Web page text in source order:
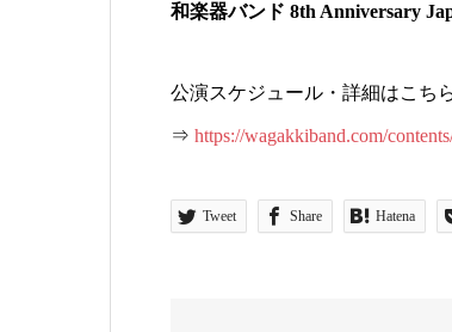
和楽器バンド 8th Anniversary
公演スケジュール・詳細はこち
⇒ https://wagakkiband.com/
Tweet Share Hatena